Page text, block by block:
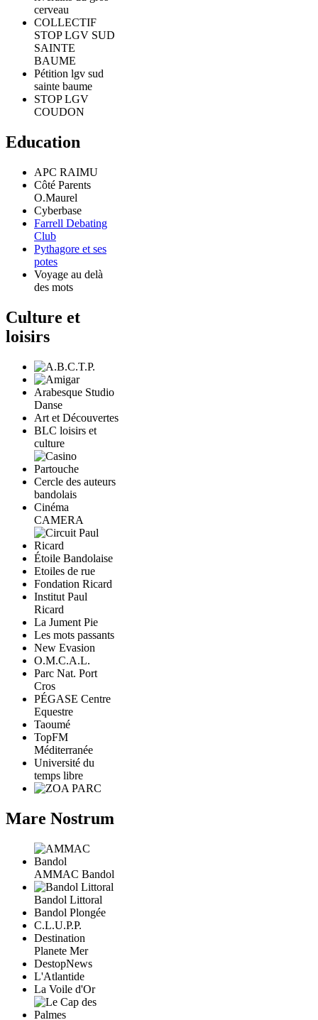
cerveau
COLLECTIF
STOP LGV SUD
SAINTE
BAUME
Pétition lgv sud
sainte baume
STOP LGV
COUDON
Education
APC RAIMU
Côté Parents
O.Maurel
Cyberbase
Farrell Debating
Club
Pythagore et ses
potes
Voyage au delà
des mots
Culture et
loisirs
Arabesque Studio
Danse
Art et Découvertes
BLC loisirs et
culture
Cercle des auteurs
bandolais
Cinéma
CAMERA
Étoile Bandolaise
Etoiles de rue
Fondation Ricard
Institut Paul
Ricard
La Jument Pie
Les mots passants
New Evasion
O.M.C.A.L.
Parc Nat. Port
Cros
PÉGASE Centre
Equestre
Taoumé
TopFM
Méditerranée
Université du
temps libre
Mare Nostrum
AMMAC Bandol
Bandol Littoral
Bandol Plongée
C.L.U.P.P.
Destination
Planete Mer
DestopNews
L'Atlantide
La Voile d'Or